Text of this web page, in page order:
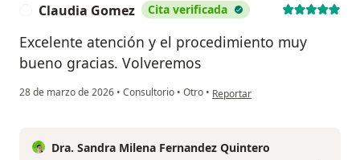
Claudia Gomez Cita verificada
Excelente atención y el procedimiento muy
bueno gracias. Volveremos
28 de marzo de 2026 • Consultorio • Otro • en opinión del usuario Claudia
Reportar
Dra. Sandra Milena Fernandez Quintero